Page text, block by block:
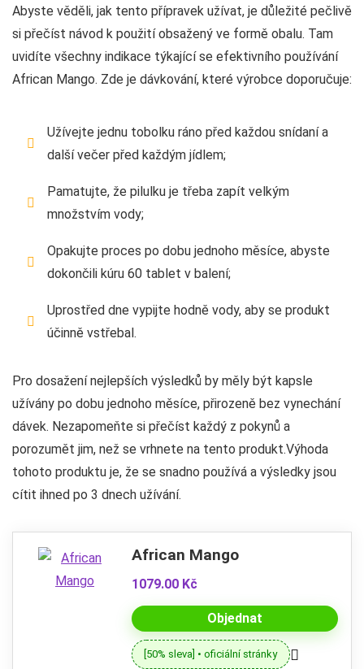
Abyste věděli, jak tento přípravek užívat, je důležité pečlivě
si přečíst návod k použití obsažený ve formě obalu. Tam
uvidíte všechny indikace týkající se efektivního používání
African Mango. Zde je dávkování, které výrobce doporučuje:
Užívejte jednu tobolku ráno před každou snídaní a
další večer před každým jídlem;
Pamatujte, že pilulku je třeba zapít velkým
množstvím vody;
Opakujte proces po dobu jednoho měsíce, abyste
dokončili kúru 60 tablet v balení;
Uprostřed dne vypijte hodně vody, aby se produkt
účinně vstřebal.
Pro dosažení nejlepších výsledků by měly být kapsle
užívány po dobu jednoho měsíce, přirozeně bez vynechání
dávek. Nezapomeňte si přečíst každý z pokynů a
porozumět jim, než se vrhnete na tento produkt.Výhoda
tohoto produktu je, že se snadno používá a výsledky jsou
cítit ihned po 3 dnech užívání.
African Mango
1079.00 Kč
Objednat
[50% sleva] • oficiální stránky